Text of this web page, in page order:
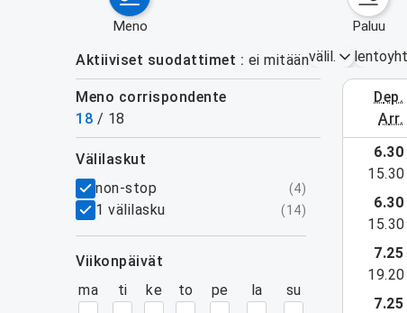
meno paluu
Aktiiviset suodattimet ei mitäänvälil.
Meno corrispondente
18 / 18
dep.
arr.
3.–9.
suodattimet
välilaskut
non-stop
(4)
1 välilasku (14)
viikonpäivät
ma
ti ke to pe la su
6.30
15.30
6.30
15.30
7.25
19.20
7.25